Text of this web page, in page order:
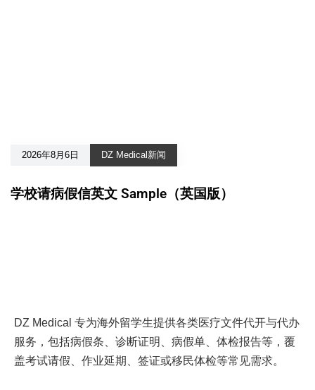
2026年8月6日 DZ Medical新闻
学校请病假信英文 Sample（英国版）
DZ Medical 专为海外留学生提供各类医疗文件代开与代办
服务，包括病假条、诊断证明、病假单、体检报告等，覆
盖考试请假、作业延期、签证或移民体检等常见需求。